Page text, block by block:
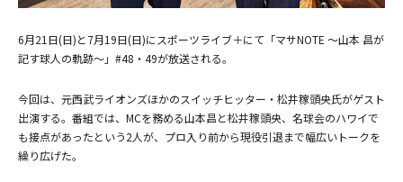
6月21日(日)と7月19日(日)にスポーツライブ＋にて「マサNOTE ～山本 昌が
記す球人の軌跡～」#48・49が放送される。
今回は、元西武ライオンズほかのスイッチヒッター・松井稼頭央氏がゲスト
出演する。番組では、MCを務める山本昌と松井稼頭央、名球会のハワイで
も接点があったという2人が、プロ入り前から現役引退まで幅広いトークを
繰り広げた。